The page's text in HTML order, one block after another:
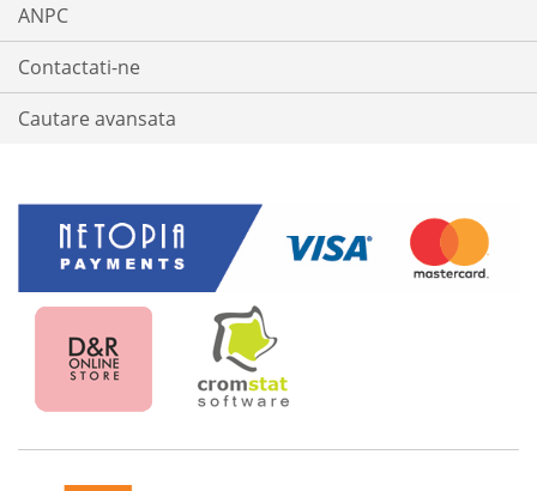
ANPC
Contactati-ne
Cautare avansata